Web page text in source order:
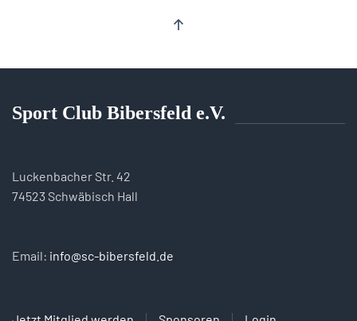
Sport Club Bibersfeld e.V.
Luckenbacher Str. 42
74523 Schwäbisch Hall
Email: info@sc-bibersfeld.de